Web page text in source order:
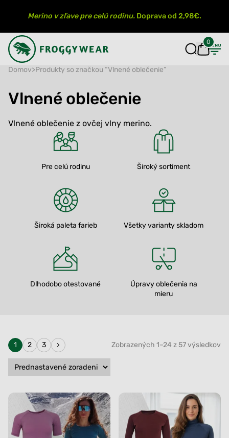
Merino v zľave pre celú rodinu. Doprava od 2,98€.
0
Domov>Produkty so značkou “Vlnené oblečenie”
Vlnené oblečenie
Vlnené oblečenie z ovčej vlny merino.
Pre celú rodinu Široký sortiment
Široká paleta farieb Všetky varianty skladom
Dlhodobo otestované
Úpravy oblečenia na
mieru
1 2 3 Zobrazených 1–24 z 57 výsledkov